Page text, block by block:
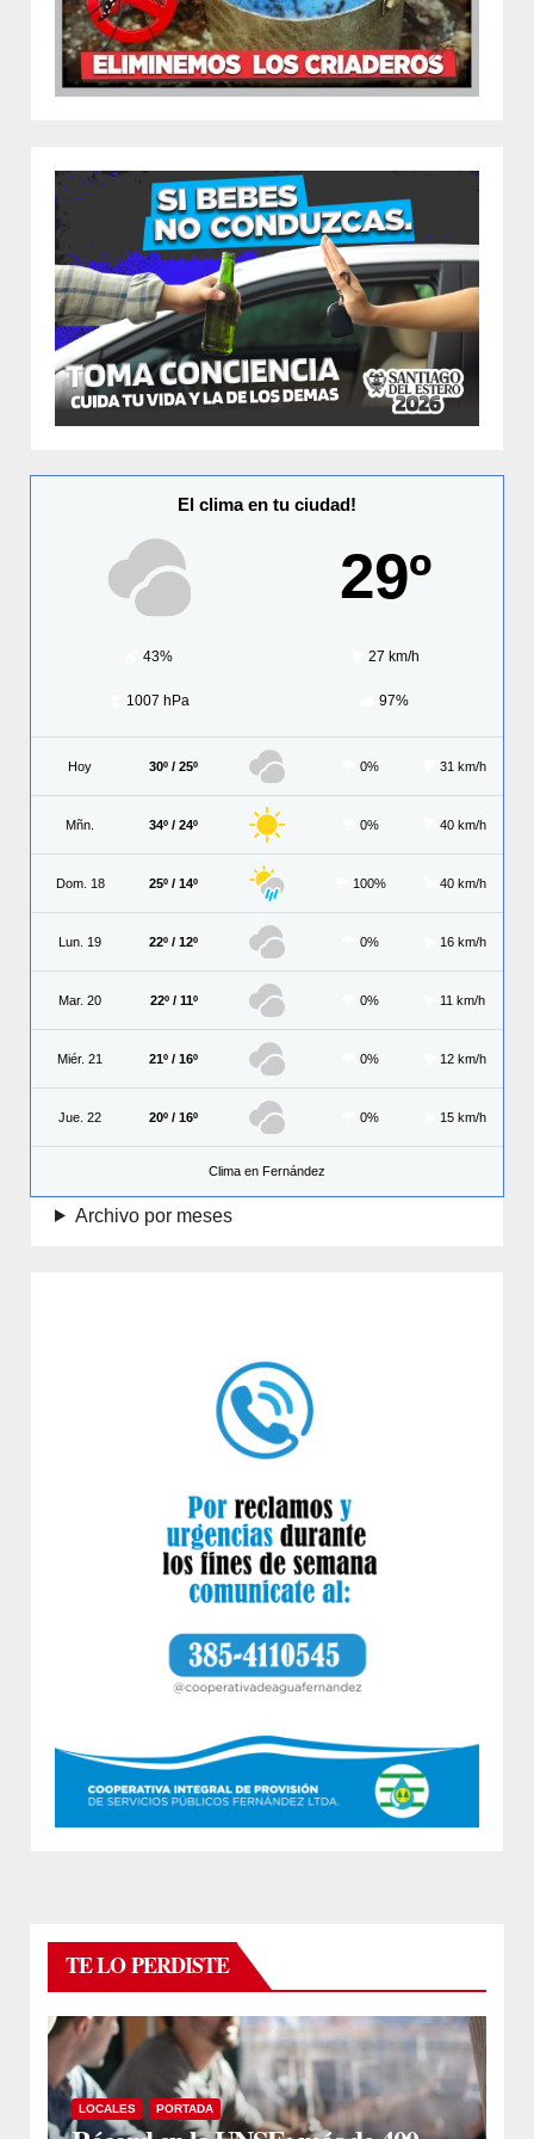
El clima en tu ciudad!
29º
43% 27 km/h
1007 hPa 97%
Hoy 30º / 25º 0% 31 km/h
Mñn. 34º / 24º 0% 40 km/h
Dom. 18 25º / 14º 100% 40 km/h
Lun. 19 22º / 12º 0% 16 km/h
Mar. 20 22º / 11º 0% 11 km/h
Miér. 21 21º / 16º 0% 12 km/h
Jue. 22 20º / 16º 0% 15 km/h
Clima en Fernández
Archivo por meses
TE LO PERDISTE
LOCALES PORTADA